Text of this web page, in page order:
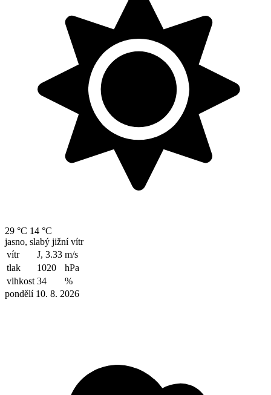
29 °C 14 °C
jasno, slabý jižní vítr
vítr
J, 3.33 m/s
tlak
1020
hPa
vlhkost 34
%
pondělí 10. 8. 2026